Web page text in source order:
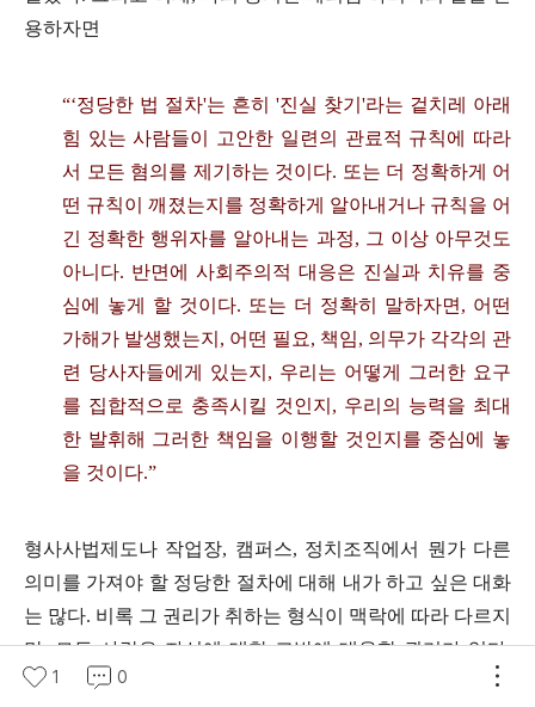
용하자면
“‘정당한 법 절차'는 흔히 '진실 찾기 '라는 겉치레 아래
힘 있는 사람들이 고안한 일련의 관료적 규칙에 따라
서 모든 혐의를 제기하는 것이다. 또는 더 정확하게 어
떤 규칙이 깨졌는지를 정확하게 알아내거나 규칙을 어
긴 정확한 행위자를 알아내는 과정, 그 이상 아무것도
아니다. 반면에 사회주의적 대응은 진실과 치유를 중
심에 놓게 할 것이다. 또는 더 정확히 말하자면 , 어떤
가해가 발생했는지 , 어떤 필요, 책임, 의무가 각각의 관
련 당사자들에게 있는지 , 우리는 어떻게 그러한 요구
를 집합적으로 충족시킬 것인지 , 우리의 능력을 최대
한 발휘해 그러한 책임을 이행할 것인지를 중심에 놓
을 것이다.”
형사사법제도나 작업장, 캠퍼스, 정치조직에서 뭔가 다른
의미를 가져야 할 정당한 절차에 대해 내가 하고 싶은 대화
는 많다. 비록 그 권리가 취하는 형식이 맥락에 따라 다르지
만,모든 사람은 자신에 대한 고발에 대응할 권리가 있다.
국가가 형사사법절차에 부과할 수 있는 해악
그리고 국가
1 0